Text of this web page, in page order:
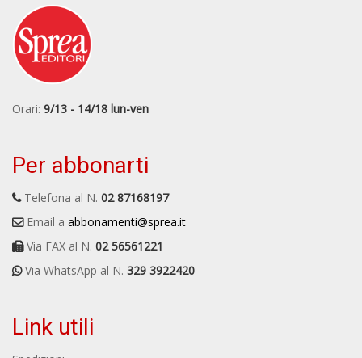
Orari: 9/13 - 14/18 lun-ven
Per abbonarti
Telefona al N. 02 87168197
Email a abbonamenti@sprea.it
Via FAX al N. 02 56561221
Via WhatsApp al N. 329 3922420
Link utili